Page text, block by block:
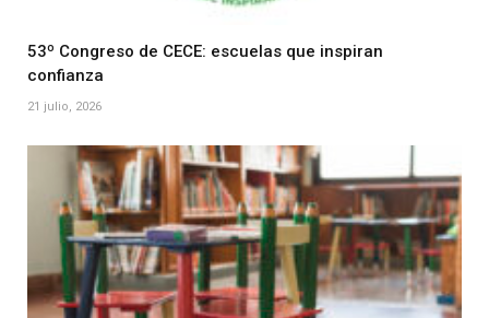
53º Congreso de CECE: escuelas que inspiran
confianza
21 julio, 2026